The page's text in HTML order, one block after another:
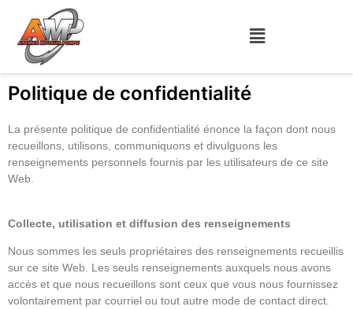
Politique de confidentialité
La présente politique de confidentialité énonce la façon dont nous
recueillons, utilisons, communiquons et divulguons les
renseignements personnels fournis par les utilisateurs de ce site
Web.
Collecte, utilisation et diffusion des renseignements
Nous sommes les seuls propriétaires des renseignements recueillis
sur ce site Web. Les seuls renseignements auxquels nous avons
accès et que nous recueillons sont ceux que vous nous fournissez
volontairement par courriel ou tout autre mode de contact direct.